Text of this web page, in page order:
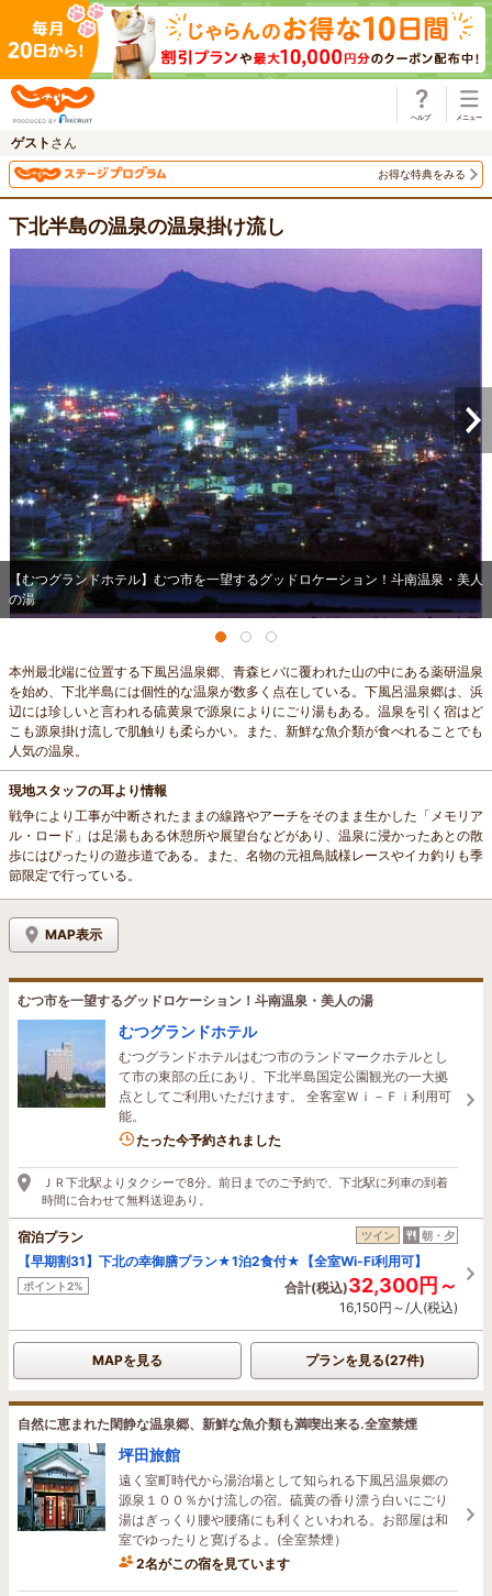
ゲスト さん
お得な特典をみる
下北半島の温泉の温泉掛け流し
【むつグランドホテル】むつ市を一望するグッドロケーション！斗南温泉・美人
の湯
本州最北端に位置する下風呂温泉郷、青森ヒバに覆われた山の中にある薬研温泉
を始め、下北半島には個性的な温泉が数多く点在している。下風呂温泉郷は、浜
辺には珍しいと言われる硫黄泉で源泉によりにごり湯もある。温泉を引く宿はど
こも源泉掛け流しで肌触りも柔らかい。また、新鮮な魚介類が食べれることでも
人気の温泉。
現地スタッフの耳より情報
戦争により工事が中断されたままの線路やアーチをそのまま生かした「メモリア
ル・ロード」は足湯もある休憩所や展望台などがあり、温泉に浸かったあとの散
歩にはぴったりの遊歩道である。また、名物の元祖鳥賊様レースやイカ釣りも季
節限定で行っている。
MAP表示
むつ市を一望するグッドロケーション！斗南温泉・美人の湯
むつグランドホテル
むつグランドホテルはむつ市のランドマークホテルとし
て市の東部の丘にあり、下北半島国定公園観光の一大拠
点としてご利用いただけます。 全客室Ｗｉ－Ｆｉ利用可
能。
たった今予約されました
ＪＲ下北駅よりタクシーで8分。前日までのご予約で、下北駅に列車の到着
時間に合わせて無料送迎あり。
宿泊プラン ツイン 朝・夕
【早期割31】下北の幸御膳プラン★1泊2食付★【全室Wi-Fi利用可】
ポイント2% 合計(税込)32,300円～
16,150円～/人(税込)
MAPを見る プランを見る(27件)
自然に恵まれた閑静な温泉郷、新鮮な魚介類も満喫出来る.全室禁煙
坪田旅館
遠く室町時代から湯治場として知られる下風呂温泉郷の
源泉１００％かけ流しの宿。硫黄の香り漂う白いにごり
湯はぎっくり腰や腰痛にも利くといわれる。お部屋は和
室でゆったりと寛げるよ。(全室禁煙）
2名がこの宿を見ています